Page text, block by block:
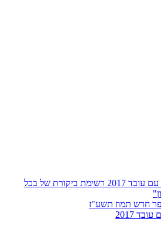
"מה למדת מהסיפור" עם עובד 2017 רשימת ביקורת של בכל
חדש תמוז תשע"ז
2017